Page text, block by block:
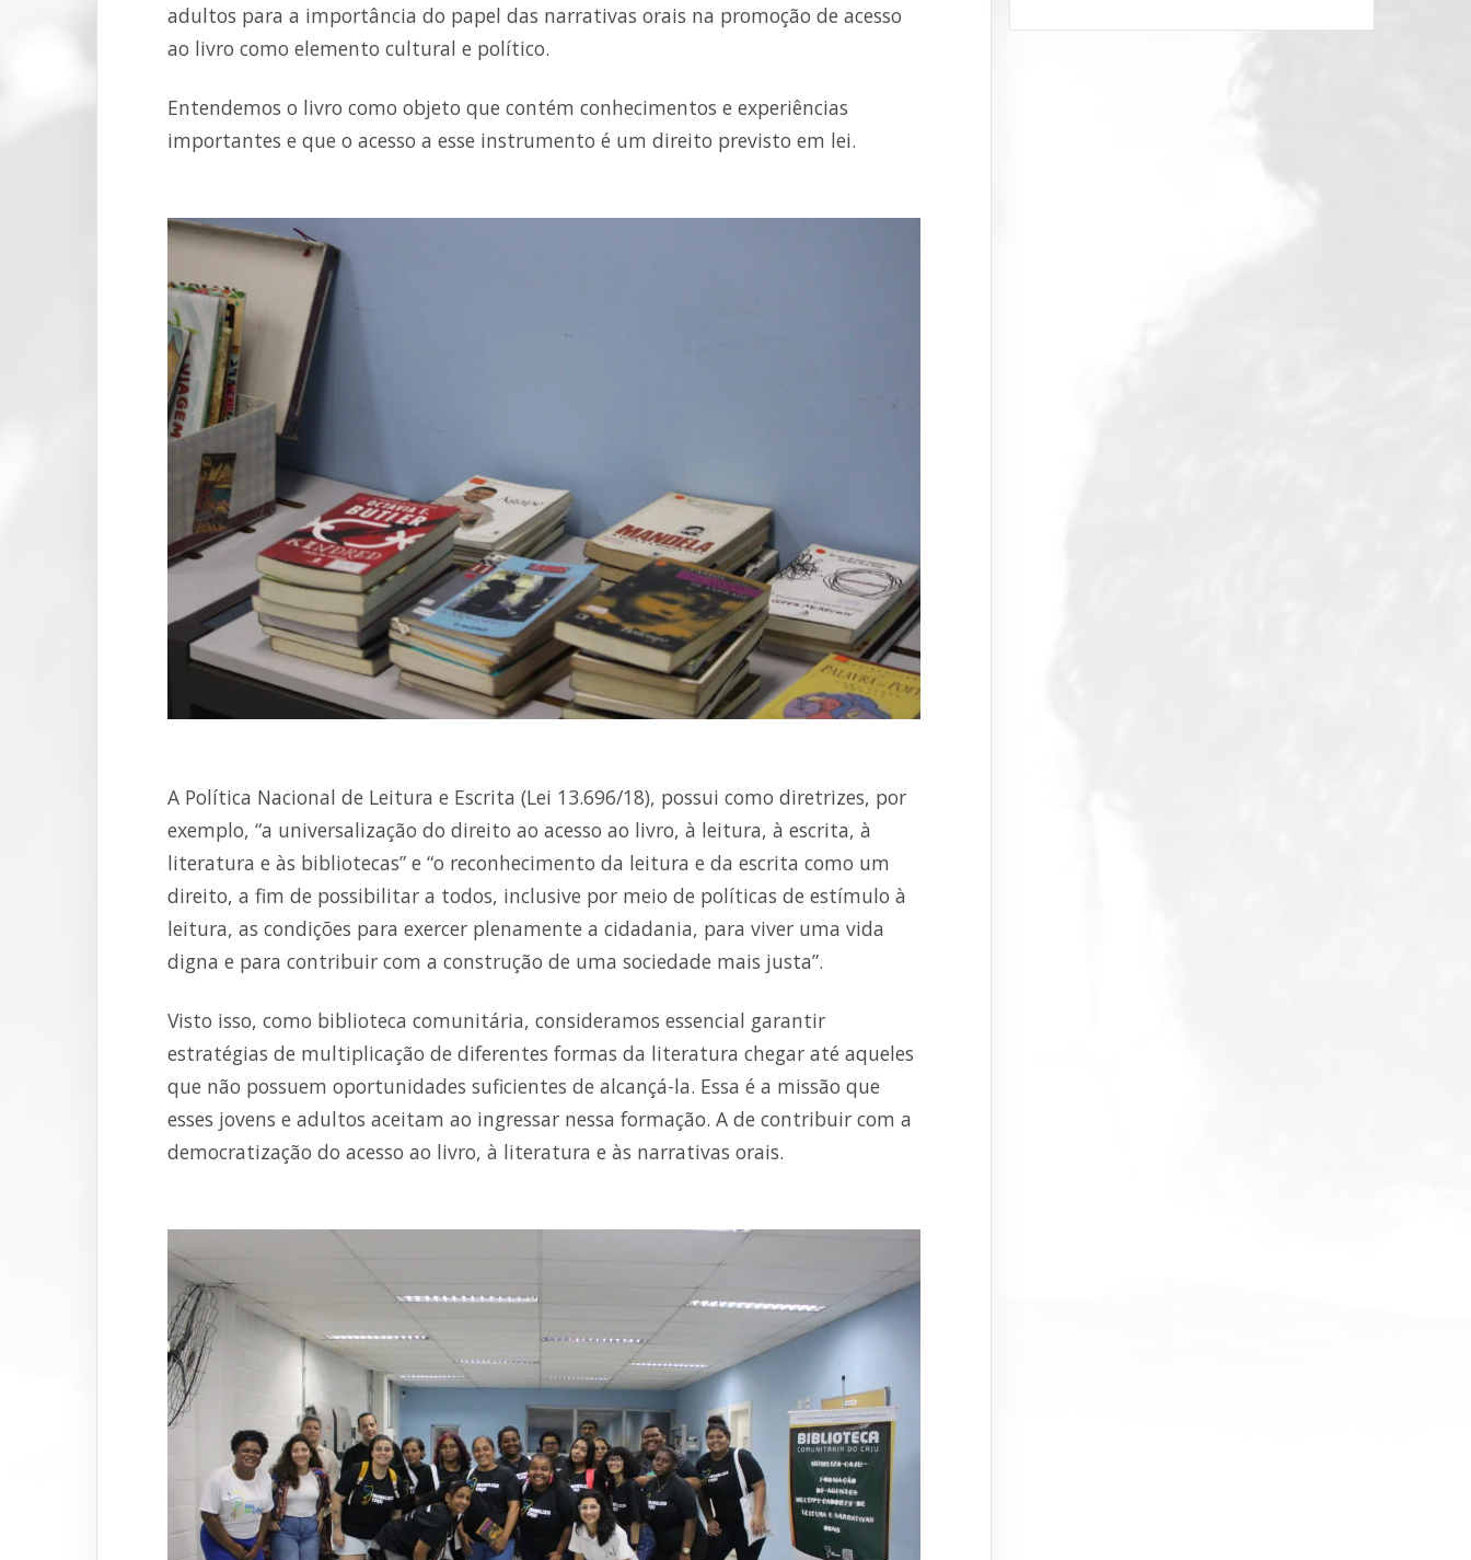
adultos para a importância do papel das narrativas orais na promoção de acesso
ao livro como elemento cultural e político.
Entendemos o livro como objeto que contém conhecimentos e experiências
importantes e que o acesso a esse instrumento é um direito previsto em lei.
A Política Nacional de Leitura e Escrita (Lei 13.696/18), possui como diretrizes, por
exemplo, “a universalização do direito ao acesso ao livro, à leitura, à escrita, à
literatura e às bibliotecas” e “o reconhecimento da leitura e da escrita como um
direito, a fim de possibilitar a todos, inclusive por meio de políticas de estímulo à
leitura, as condições para exercer plenamente a cidadania, para viver uma vida
digna e para contribuir com a construção de uma sociedade mais justa”.
Visto isso, como biblioteca comunitária, consideramos essencial garantir
estratégias de multiplicação de diferentes formas da literatura chegar até aqueles
que não possuem oportunidades suficientes de alcançá-la. Essa é a missão que
esses jovens e adultos aceitam ao ingressar nessa formação. A de contribuir com a
democratização do acesso ao livro, à literatura e às narrativas orais.